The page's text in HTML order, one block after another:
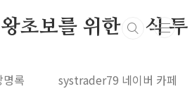
초보를 위한 주식 투
명록 systrader79 네이버 카페